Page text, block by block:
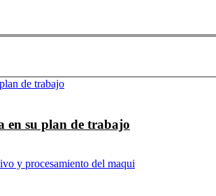
en su plan de trabajo